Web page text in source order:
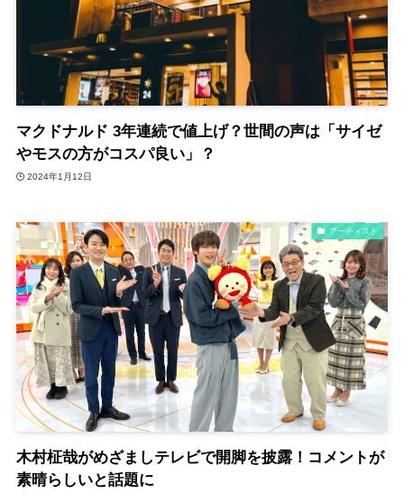
マクドナルド 3年連続で値上げ？世間の声は「サイゼ
やモスの方がコスパ良い」？
2024年1月12日
アーティスト
木村柾哉がめざましテレビで開脚を披露！コメントが
素晴らしいと話題に